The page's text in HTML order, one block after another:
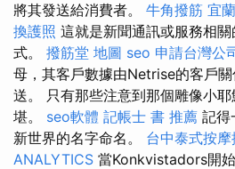
將其發送給消費者。 牛角撥筋 宜
換護照 這就是新聞通訊或服務相
式。 撥筋堂 地圖 seo 申請台灣公
母，其客戶數據由Netrise的客戶
送。 只有那些注意到那個雕像小
堪。 seo軟體 記帳士 書 推薦 記得
新世界的名字命名。 台中泰式按
ANALYTICS 當Konkvistadors開